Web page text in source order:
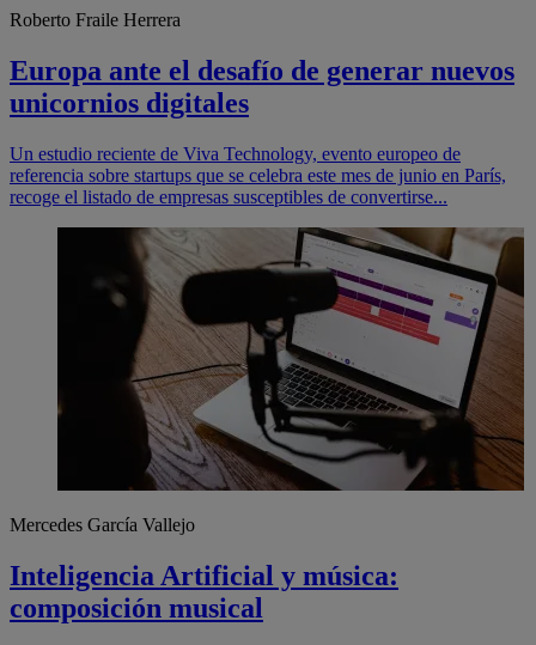
Roberto Fraile Herrera
Europa ante el desafío de generar nuevos
unicornios digitales
Un estudio reciente de Viva Technology, evento europeo de
referencia sobre startups que se celebra este mes de junio en París,
recoge el listado de empresas susceptibles de convertirse...
Mercedes García Vallejo
Inteligencia Artificial y música:
composición musical